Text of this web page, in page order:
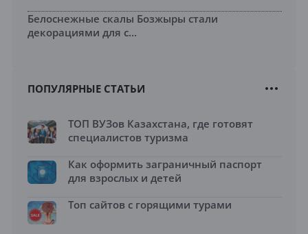
Белоснежные скалы Бозжыры стали
декорациями для с...
ПОПУЛЯРНЫЕ СТАТЬИ
ТОП ВУЗов Казахстана, где готовят
специалистов туризма
Как оформить заграничный паспорт
для взрослых и детей
Топ сайтов с горящими турами